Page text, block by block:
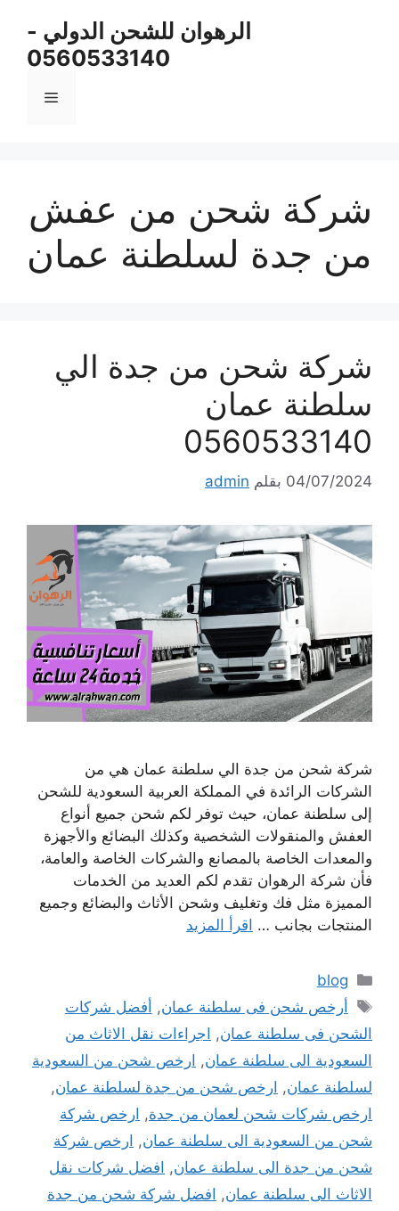
الرهوان للشحن الدولي -
0560533140
القائمة
شركة شحن من عفش
من جدة لسلطنة عمان
شركة شحن من جدة الي
سلطنة عمان
0560533140
04/07/2024 بقلم admin
شركة شحن من جدة الي سلطنة عمان هي من
الشركات الرائدة في المملكة العربية السعودية للشحن
إلى سلطنة عمان، حيث توفر لكم شحن جميع أنواع
العفش والمنقولات الشخصية وكذلك البضائع والأجهزة
والمعدات الخاصة بالمصانع والشركات الخاصة والعامة،
فأن شركة الرهوان تقدم لكم العديد من الخدمات
المميزة مثل فك وتغليف وشحن الأثاث والبضائع وجميع
المنتجات بجانب … اقرأ المزيد
التصنيفات
blog
الوسوم
أرخص شحن فى سلطنة عمان, أفضل شركات
الشحن فى سلطنة عمان, اجراءات نقل الاثاث من
السعودية الى سلطنة عمان, ارخص شحن من السعودية
لسلطنة عمان, ارخص شحن من جدة لسلطنة عمان,
ارخص شركات شحن لعمان من جدة, ارخص شركة
شحن من السعودية الى سلطنة عمان, ارخص شركة
شحن من جدة الى سلطنة عمان, افضل شركات نقل
الاثاث الى سلطنة عمان, افضل شركة شحن من جدة